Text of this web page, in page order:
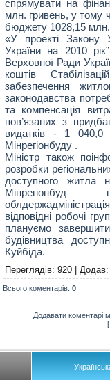
спрямувати на
млн. гривень, у тому
бюджету 1028,15 млн.
«У проекті Закону
України на 2010
Верховної Ради
коштів
забезпечення
законодавства
та компенсація
пов’язаних з
видатків - 1 040,0
Мінрегіонбуду .
Міністр також
розробки
доступного житла
відповідні робочі
плануємо
будівництва
Куйбіда.
Переглядів: 920 | Додав
Всього коментарів: 0
Додавати коментарі